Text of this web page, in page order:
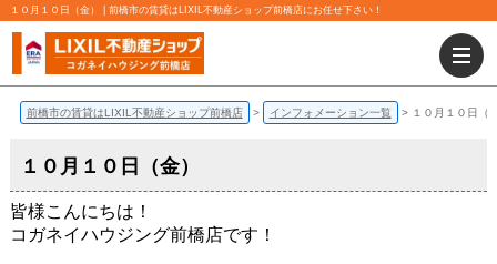
１０月１０日（金） | 前橋市の賃貸はLIXIL不動産ショップ前橋店にお任せ下さい！
前橋市の賃貸はLIXIL不動産ショップ前橋店 インフォメーション一覧 １０月１０日（
１０月１０日（金）
皆様こんにちは！
コガネイハウジング前橋店です！